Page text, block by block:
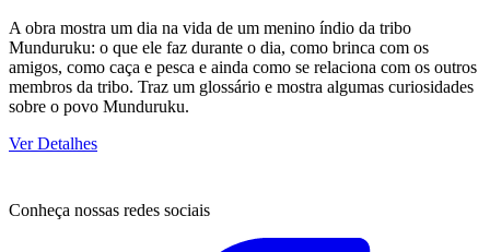
A obra mostra um dia na vida de um menino índio da tribo
Munduruku: o que ele faz durante o dia, como brinca com os
amigos, como caça e pesca e ainda como se relaciona com os outros
membros da tribo. Traz um glossário e mostra algumas curiosidades
sobre o povo Munduruku.
Ver Detalhes
Conheça nossas redes sociais